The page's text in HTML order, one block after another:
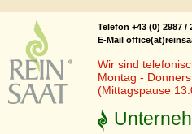
Telefon +43 (0) 2987 /
E-Mail
Wir sind
Montag -
(Mittagspause